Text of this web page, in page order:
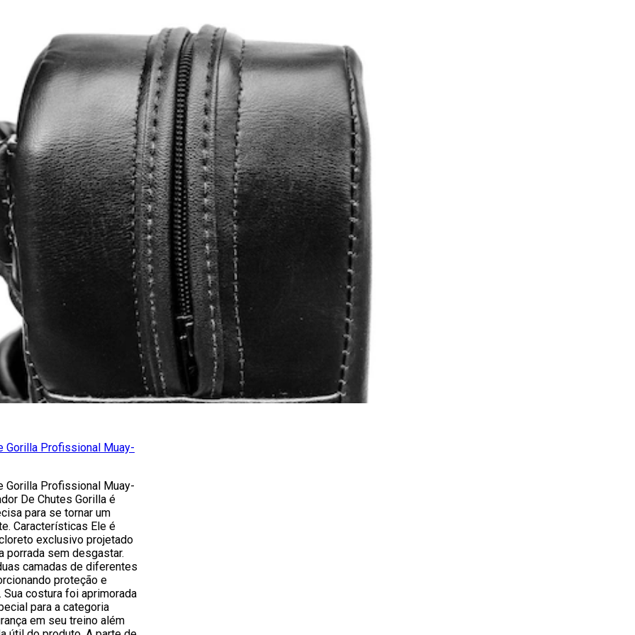
Gorilla Profissional Muay-
Gorilla Profissional Muay-
De Chutes Gorilla é
para se tornar um
Características Ele é
exclusivo projetado
porrada sem desgastar.
camadas de diferentes
proteção e
costura foi aprimorada
para a categoria
em seu treino além